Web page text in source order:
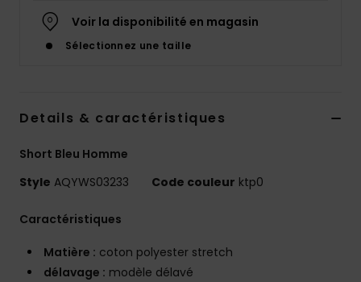
Voir la disponibilité en magasin
Sélectionnez une taille
Details & caractéristiques
Short Bleu Homme
Style AQYWS03233 Code couleur ktp0
Caractéristiques
Matière : coton polyester stretch
délavage : modèle délavé